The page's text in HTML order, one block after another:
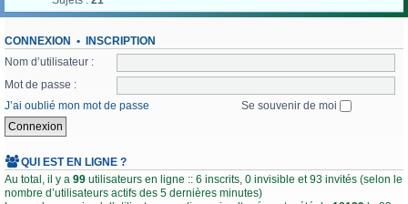
CONNEXION • INSCRIPTION
Nom d’utilisateur :
Mot de passe :
J’ai oublié mon mot de passe
Se souvenir de moi
QUI EST EN LIGNE ?
Au total, il y a 99 utilisateurs en ligne :: 6 inscrits, 0 invisible et 93 invités (selon le
nombre d’utilisateurs actifs des 5 dernières minutes)